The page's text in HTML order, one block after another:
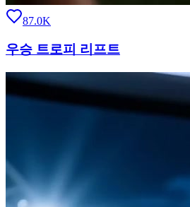
87.0K
우승 트로피 리프트